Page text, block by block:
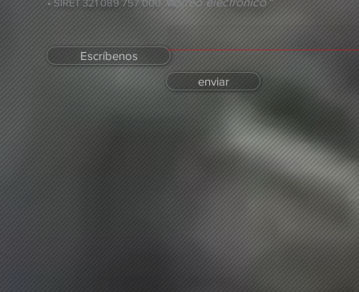
• SIRET 321 089 757 000 74
Escríbenos
enviar